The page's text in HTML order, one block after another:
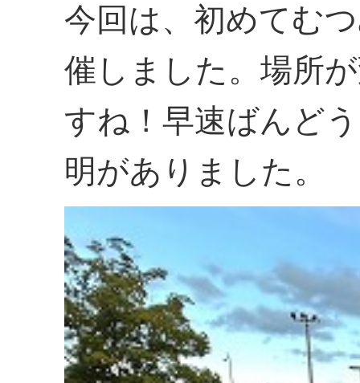
今回は、初めてむ
催しました。場所
すね！早速ばんど
明がありました。